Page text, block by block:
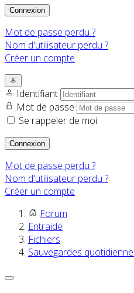
Connexion
Mot de passe perdu ?
Nom d'utilisateur perdu ?
Créer un compte
Identifiant
Mot de passe
Se rappeler de moi
Connexion
Mot de passe perdu ?
Nom d'utilisateur perdu ?
Créer un compte
Forum
Entraide
Fichiers
Sauvegardes